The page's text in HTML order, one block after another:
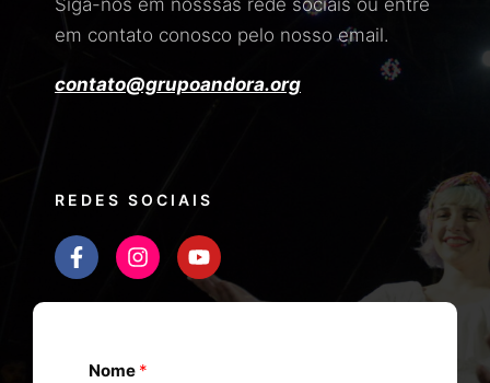
Siga-nos em nosssas rede sociais ou entre
em contato conosco pelo nosso email.
contato@grupoandora.org
REDES SOCIAIS
Nome *